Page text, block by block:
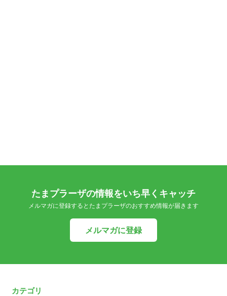
たまプラーザの情報をいち早くキャッチ
メルマガに登録するとたまプラーザのおすすめ情報が届きます
メルマガに登録
カテゴリ